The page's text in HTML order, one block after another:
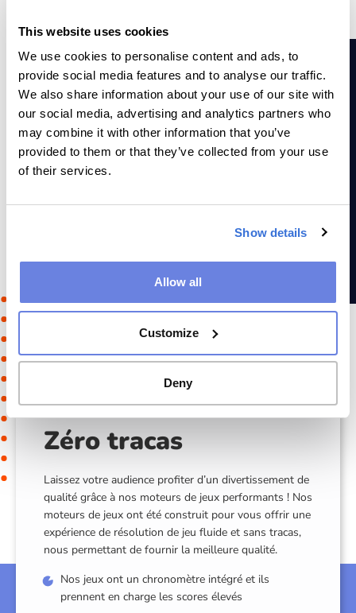
This website uses cookies
We use cookies to personalise content and ads, to
provide social media features and to analyse our traffic.
We also share information about your use of our site with
our social media, advertising and analytics partners who
may combine it with other information that you’ve
provided to them or that they’ve collected from your use
of their services.
Show details
Allow all
Customize
Deny
POURQUOI EST-CE UN JEU BRAINTAINMENT?
Pourquoi nous choisir ?
Nos mots croisés sont réputés car nous avons un savoir-
des équipes éditoriales dédiées à ce jeu pour assurer une
continuellement notre contenu afin de proposer des jeux
qui plairont aux joueurs passionnés.
Zéro tracas
Laissez votre audience profiter d’un divertissement de
qualité grâce à nos moteurs de jeux performants ! Nos
moteurs de jeux ont été construit pour vous offrir une
expérience de résolution de jeu fluide et sans tracas,
nous permettant de fournir la meilleure qualité.
Nos jeux ont un chronomètre intégré et ils
prennent en charge les scores élevés